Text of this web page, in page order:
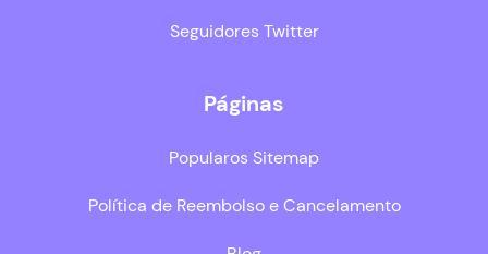
Seguidores Twitter
Páginas
Popularos Sitemap
Política de Reembolso e Cancelamento